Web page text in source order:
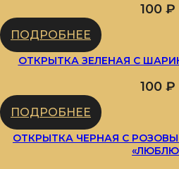
100 ₽
ПОДРОБНЕЕ
ОТКРЫТКА ЗЕЛЕНАЯ С
100 ₽
ПОДРОБНЕЕ
ОТКРЫТКА ЧЕРНАЯ С